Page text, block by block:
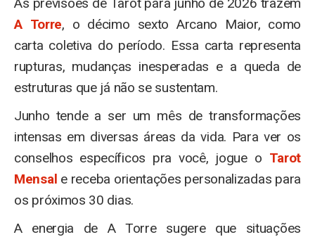
A Torre, o décimo sexto Arcano Maior, como
carta coletiva do período. Essa carta representa
rupturas, mudanças inesperadas e a queda de
estruturas que já não se sustentam.
Junho tende a ser um mês de transformações
intensas em diversas áreas da vida. Para ver os
conselhos específicos pra você, jogue o Tarot
Mensal e receba orientações personalizadas para
os próximos 30 dias.
A energia de A Torre sugere que situações